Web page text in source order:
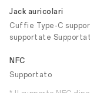
Jack auricolari
Cuffie Type-C
supportate
NFC
Supportato